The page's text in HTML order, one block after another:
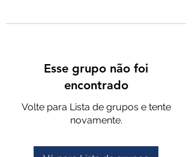
Esse grupo não foi
encontrado
Volte para Lista de grupos e tente
novamente.